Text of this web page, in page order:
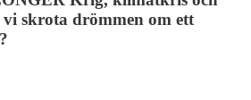
skrota drömmen om ett